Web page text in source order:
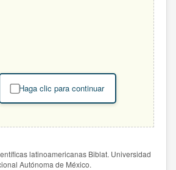
Haga clic para continuar
latinoamericanas Biblat. Universidad
Autónoma de México.